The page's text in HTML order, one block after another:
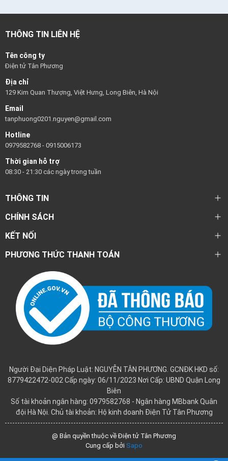
THÔNG TIN LIÊN HỆ
Tên công ty
Điện tử Tân Phương
Địa chỉ
129 Kim Quan Thượng, Việt Hưng, Long Biên, Hà Nội
Email
tanphuong0201.nguyen@gmail.com
Hotline
0979582768 - 0915006173
Thời gian hỗ trợ
08:30 - 21:30 các ngày trong tuần
THÔNG TIN
CHÍNH SÁCH
KẾT NỐI
PHƯƠNG THỨC THANH TOÁN
Người Đại Diện Pháp Luật: NGUYỄN TÂN PHƯƠNG. GCNĐK HKD số:
8779422472-002 Cấp ngày: 06/11/2023 Nơi Cấp: UBND Quận Long
Biên
Số tài khoản ngân hàng: 0979582768 - Ngân hàng MBbank Quân
đội Hà Nội. Chủ tài khoản: Hộ kinh doanh Điện Tử Tân Phương
@ Bản quyền thuộc về Điện tử Tân Phương
Cung cấp bởi Sapo